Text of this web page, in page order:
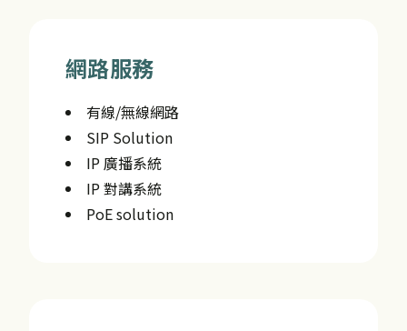
網路服務
有線/無線網路
SIP Solution
IP 廣播系統
IP 對講系統
PoE solution